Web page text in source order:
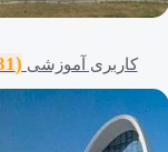
کاربری آموزشی (131)